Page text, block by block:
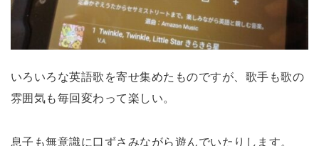
いろいろな英語歌を寄せ集めたものですが、歌手も歌の
雰囲気も毎回変わって楽しい。
息子も無意識に口ずさみながら遊んでいたりします。